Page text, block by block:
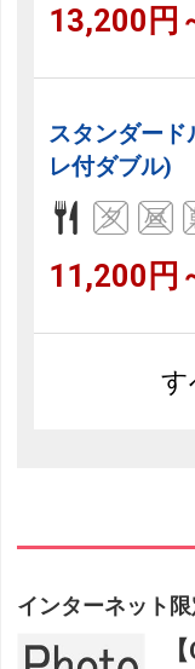
13,200円
スタンダー
レ付ダブル)
11,200円
す
インターネット限